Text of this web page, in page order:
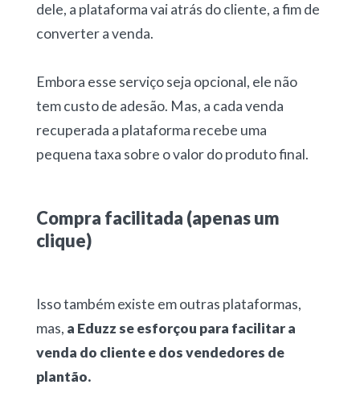
dele, a plataforma vai atrás do cliente, a fim de
converter a venda.
Embora esse serviço seja opcional, ele não
tem custo de adesão. Mas, a cada venda
recuperada a plataforma recebe uma
pequena taxa sobre o valor do produto final.
Compra facilitada (apenas um
clique)
Isso também existe em outras plataformas,
mas, a Eduzz se esforçou para facilitar a
venda do cliente e dos vendedores de
plantão.